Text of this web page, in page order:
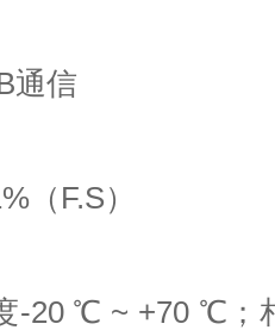
通信
（F.S）
-20 ℃ ~ +70 ℃；